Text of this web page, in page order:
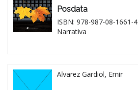
Posdata
ISBN: 978-987-08-1661-4
Narrativa
Alvarez Gardiol, Emir